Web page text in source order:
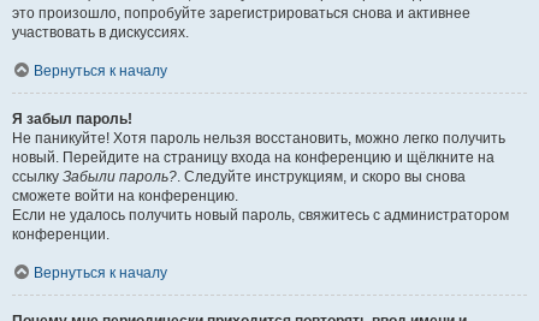
это произошло, попробуйте зарегистрироваться снова и активнее
участвовать в дискуссиях.
Вернуться к началу
Я забыл пароль!
Не паникуйте! Хотя пароль нельзя восстановить, можно легко получить
новый. Перейдите на страницу входа на конференцию и щёлкните на
ссылку Забыли пароль?. Следуйте инструкциям, и скоро вы снова
сможете войти на конференцию.
Если не удалось получить новый пароль, свяжитесь с администратором
конференции.
Вернуться к началу